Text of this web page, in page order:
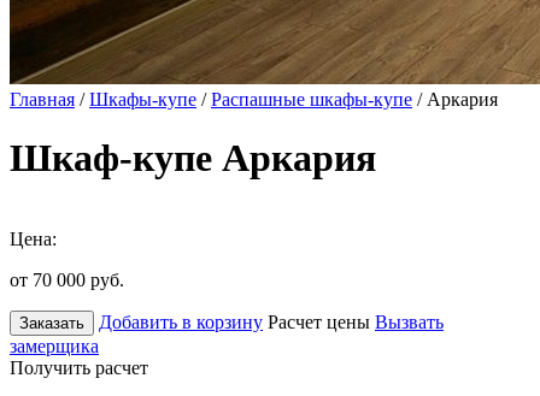
Главная /Шкафы-купе /Распашные шкафы-купе / Аркария
Шкаф-купе Аркария
Цена:
от 70 000 руб.
Заказать Добавить в корзину Расчет цены Вызвать
замерщика
Получить расчет